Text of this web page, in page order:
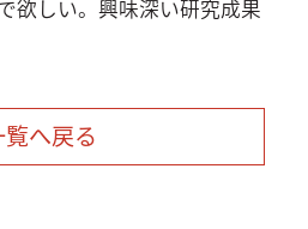
欲しい。興味深い研究成果
覧へ戻る